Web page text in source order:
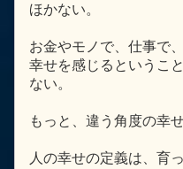
ほかない。
お金やモノで、仕事で
幸せを感じるというこ
ない。
もっと、違う角度の幸
人の幸せの定義は、育